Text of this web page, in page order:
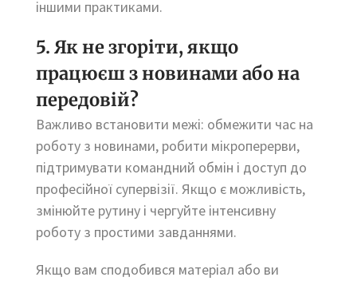
іншими практиками.
5. Як не згоріти, якщо
працюєш з новинами або на
передовій?
Важливо встановити межі: обмежити час на
роботу з новинами, робити мікроперерви,
підтримувати командний обмін і доступ до
професійної супервізії. Якщо є можливість,
змінюйте рутину і чергуйте інтенсивну
роботу з простими завданнями.
Якщо вам сподобився матеріал або ви